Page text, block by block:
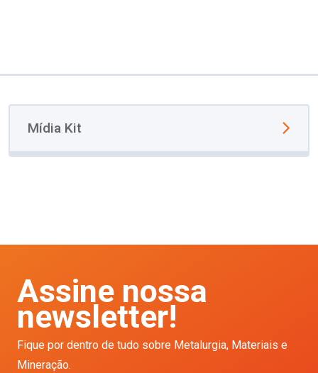
Mídia Kit
Assine nossa
newsletter!
Fique por dentro de tudo sobre Metalurgia, Materiais e
Mineração.